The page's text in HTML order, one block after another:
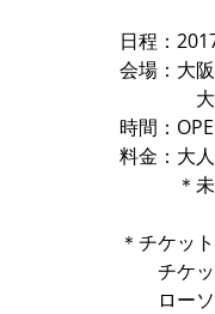
日程：
会場：大
大阪府
時間：
料金：大
＊未就
＊チケッ
チケッ
ローソ